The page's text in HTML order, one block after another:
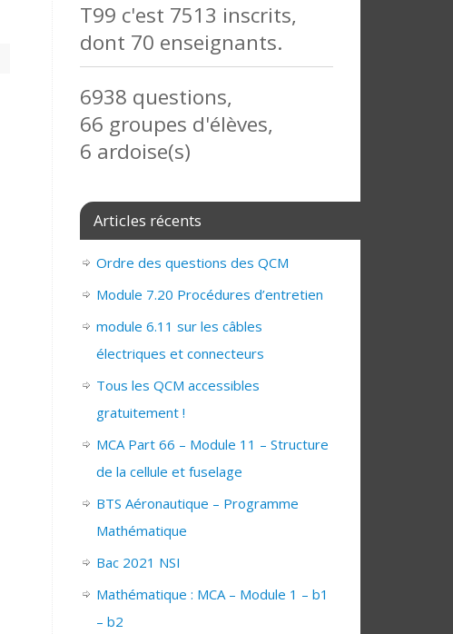
T99 c'est 7513 inscrits,
dont 70 enseignants.
6938 questions,
66 groupes d'élèves,
6 ardoise(s)
Articles récents
Ordre des questions des QCM
Module 7.20 Procédures d’entretien
module 6.11 sur les câbles
électriques et connecteurs
Tous les QCM accessibles
gratuitement !
MCA Part 66 – Module 11 – Structure
de la cellule et fuselage
BTS Aéronautique – Programme
Mathématique
Bac 2021 NSI
Mathématique : MCA – Module 1 – b1
– b2